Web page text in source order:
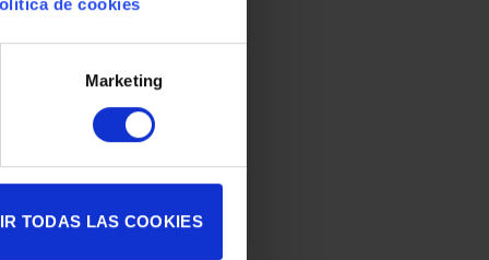
de cookies
Marketing
TODAS LAS COOKIES
configuraciones de
y fáciles de